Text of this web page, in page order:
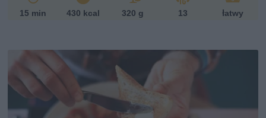
15 min 430 kcal 320 g 13 łatwy